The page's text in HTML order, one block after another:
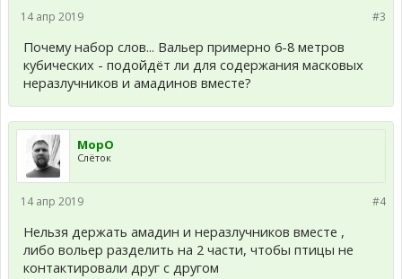
#3
14 апр 2019
Почему набор слов... Вальер примерно 6-8 метров
кубических - подойдёт ли для содержания масковых
неразлучников и амадинов вместе?
МорО
Слёток
#4
14 апр 2019
Нельзя держать амадин и неразлучников вместе ,
либо вольер разделить на 2 части, чтобы птицы не
контактировали друг с другом